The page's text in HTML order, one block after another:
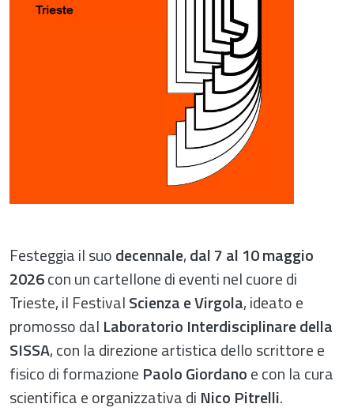
Festeggia il suodecennale,dal 7 al 10 maggio
2026con un cartellone di eventi nel cuore di
Trieste, il FestivalScienza e Virgola, ideato e
promosso dal Laboratorio Interdisciplinare della
SISSA, con la direzione artistica dello scrittore e
fisico di formazione Paolo Giordanoe con la cura
scientifica e organizzativa di Nico Pitrelli.